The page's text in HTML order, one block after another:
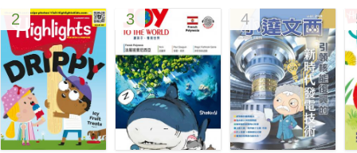
◎獲獎紀錄
2013 & 2016 家庭優選獎 (Family Choice Award)
2014 美國家長優選 (Parent's Choice Award) 金獎
2012 & 2015 美國國家育兒產品獎 (National Parenting
Publications Award)
2 3 4